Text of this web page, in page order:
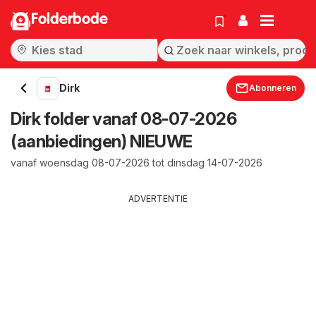
Folderbode
Dirk Abonneren
Dirk folder vanaf 08-07-2026
(aanbiedingen) NIEUWE
vanaf woensdag 08-07-2026 tot dinsdag 14-07-2026
ADVERTENTIE